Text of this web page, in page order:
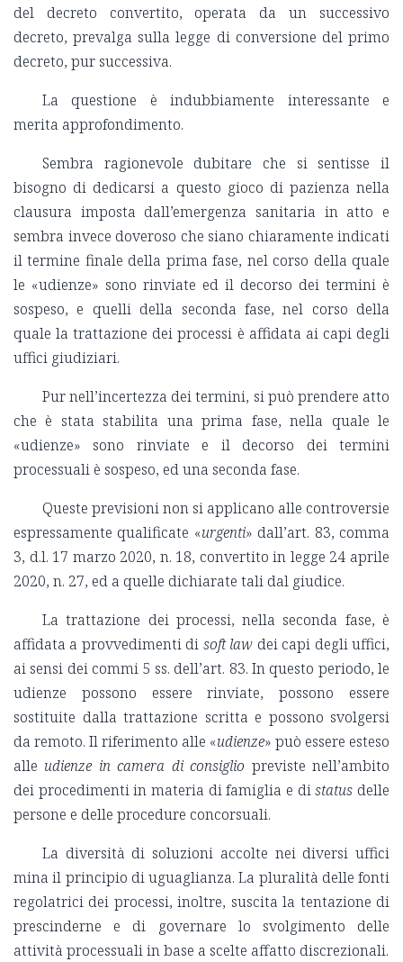
del decreto convertito, operata da un successivo
decreto, prevalga sulla legge di conversione del primo
decreto, pur successiva.
La questione è indubbiamente interessante e
merita approfondimento.
Sembra ragionevole dubitare che si sentisse il
bisogno di dedicarsi a questo gioco di pazienza nella
clausura imposta dall’emergenza sanitaria in atto e
sembra invece doveroso che siano chiaramente indicati
il termine finale della prima fase, nel corso della quale
le «udienze» sono rinviate ed il decorso dei termini è
sospeso, e quelli della seconda fase, nel corso della
quale la trattazione dei processi è affidata ai capi degli
uffici giudiziari.
Pur nell’incertezza dei termini, si può prendere atto
che è stata stabilita una prima fase, nella quale le
«udienze» sono rinviate e il decorso dei termini
processuali è sospeso, ed una seconda fase.
Queste previsioni non si applicano alle controversie
espressamente qualificate «urgenti» dall’art. 83, comma
3, d.l. 17 marzo 2020, n. 18, convertito in legge 24 aprile
2020, n. 27, ed a quelle dichiarate tali dal giudice.
La trattazione dei processi, nella seconda fase, è
affidata a provvedimenti di soft law dei capi degli uffici,
ai sensi dei commi 5 ss. dell’art. 83. In questo periodo, le
udienze possono essere rinviate, possono essere
sostituite dalla trattazione scritta e possono svolgersi
da remoto. Il riferimento alle «udienze» può essere esteso
alle udienze in camera di consiglio previste nell’ambito
dei procedimenti in materia di famiglia e distatus delle
persone e delle procedure concorsuali.
La diversità di soluzioni accolte nei diversi uffici
mina il principio di uguaglianza. La pluralità delle fonti
regolatrici dei processi, inoltre, suscita la tentazione di
prescinderne e di governare lo svolgimento delle
attività processuali in base a scelte affatto discrezionali.